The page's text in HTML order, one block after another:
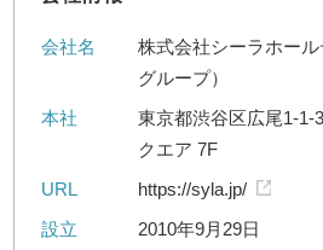
会社名
株式会社シーラホー
グループ）
本社
東京都渋谷区広尾1-
クエア 7F
URL
https://syla.jp/
設立
2010年9月29日